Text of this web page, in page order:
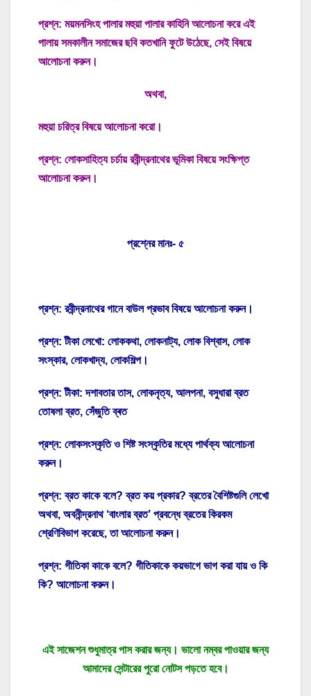
প্রশ্ন: ময়মনসিংহ পালার মহুয়া পালার কাহিনি আলোচনা করে এই
পালায় সমকালীন সমাজের ছবি কতখানি ফুটে উঠেছে, সেই বিষয়ে
আলোচনা করুন।
অথবা,
মহুয়া চরিত্র বিষয়ে আলোচনা করো।
প্রশ্ন: লোকসাহিত্য চর্চায় রবীন্দ্রনাথের ভূমিকা বিষয়ে সংক্ষিপ্ত
আলোচনা করুন।
প্রশ্নের মানঃ- ৫
প্রশ্ন: রবীন্দ্রনাথের গানে বাউল প্রভাব বিষয়ে আলোচনা করুন।
প্রশ্ন: টীকা লেখো: লোককথা, লোকনাট্য, লোক বিশ্বাস, লোক
সংস্কার, লোকখাদ্য, লোকশিল্প।
প্রশ্ন: টীকা: দশাবতার তাস, লোকনৃত্য, আলপনা, বসুধারা ব্রত
তোষলা ব্রত, সেঁজুতি ব্ৰত
প্রশ্ন: লোকসংস্কৃতি ও শিষ্ট সংস্কৃতির মধ্যে পার্থক্য আলোচনা
করুন।
প্রশ্ন: ব্রত কাকে বলে? ব্রত কয় প্রকার? ব্রতের বৈশিষ্টগুলি লেখো
অথবা, অবনীন্দ্রনাথ ‘বাংলার ব্রত’ প্রবন্ধে ব্রতের কিরকম
শ্রেণিবিভাগ করেছে, তা আলোচনা করুন।
প্রশ্ন: গীতিকা কাকে বলে? গীতিকাকে কয়ভাগে ভাগ করা যায় ও কি
কি? আলোচনা করুন।
এই সাজেশন শুধুমাত্র পাস করার জন্য। ভালো নম্বর পাওয়ার জন্য
আমাদের সেন্টারের পুরো নোটস পড়তে হবে।